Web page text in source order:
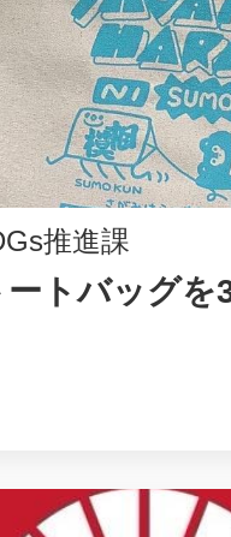
推進課
トバッグを